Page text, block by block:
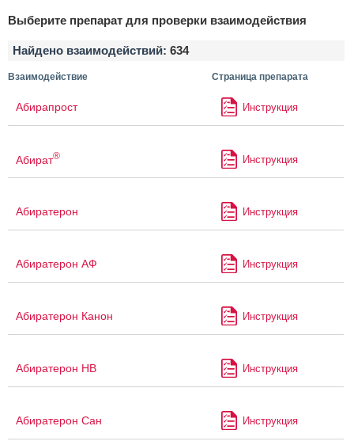
Выберите препарат для проверки взаимодействия
Найдено взаимодействий: 634
Взаимодействие Страница препарата
Абирапрост Инструкция
Абират® Инструкция
Абиратерон Инструкция
Абиратерон АФ Инструкция
Абиратерон Канон Инструкция
Абиратерон НВ Инструкция
Абиратерон Сан Инструкция